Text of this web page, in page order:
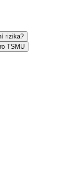
rizika?
TSMU